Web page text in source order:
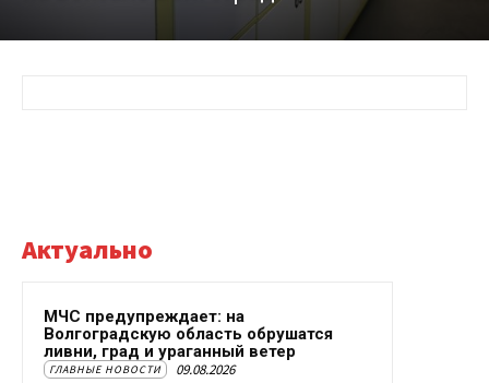
Актуально
МЧС предупреждает: на
Волгоградскую область обрушатся
ливни, град и ураганный ветер
ГЛАВНЫЕ НОВОСТИ 09.08.2026